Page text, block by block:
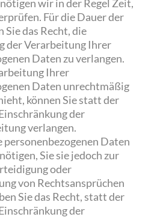
wir in der Regel Zeit,
Für die Dauer der
Sie das Recht, die
der Verarbeitung Ihrer
Daten zu verlangen.
Ihrer
Daten unrechtmäßig
können Sie statt der
der
verlangen.
Daten
Sie sie jedoch zur
oder
von Rechtsansprüchen
Sie das Recht, statt der
der